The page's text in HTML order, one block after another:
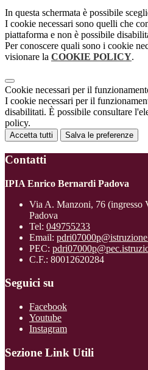
In questa schermata è possibile
I cookie necessari sono quelli che
piattaforma e non è possibile
Per conoscere quali sono i cookie
visionare la COOKIE POLICY.
Cookie necessari per il
I cookie necessari per il
disabilitati. È possibile consultare
policy.
Accetta tutti Salva le preferenze
Contatti
IPIA Enrico Bernardi Padova
Via A. Manzoni, 76 (ingresso
Padova
Tel: 049755233
Email:
PEC:
C.F.: 80012620284
Seguici su
Facebook
Youtube
Instagram
Sezione Link Utili